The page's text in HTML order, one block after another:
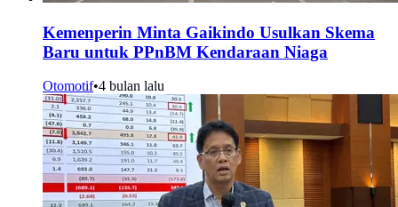
Kemenperin Minta Gaikindo Usulkan Skema
Baru untuk PPnBM Kendaraan Niaga
Otomotif•4 bulan lalu